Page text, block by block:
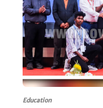
Education